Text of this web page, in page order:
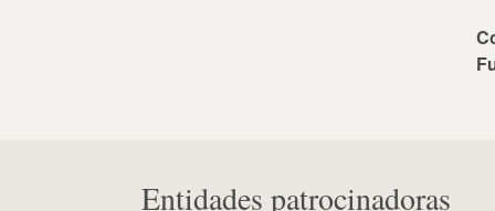
Entidades patrocinadoras